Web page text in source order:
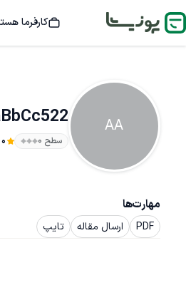
کارفرما
AA
سطح ۰ 0
مهارت‌ها
PDF ارسال مقاله تایپ